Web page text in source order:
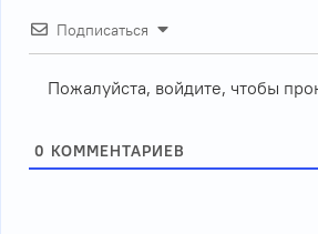
Подписаться
Пожалуйста, войдите, чтобы
0 КОММЕНТАРИЕВ